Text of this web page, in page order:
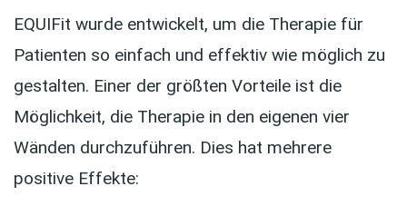
EQUIFit wurde entwickelt, um die Therapie für
Patienten so einfach und effektiv wie möglich zu
gestalten. Einer der größten Vorteile ist die
Möglichkeit, die Therapie in den eigenen vier
Wänden durchzuführen. Dies hat mehrere
positive Effekte: